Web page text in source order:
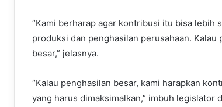
“Kami berharap agar kontribusi itu bisa
produksi dan penghasilan perusahaan.
besar,” jelasnya.
“Kalau penghasilan besar, kami harapkan
yang harus dimaksimalkan,” imbuh legislator